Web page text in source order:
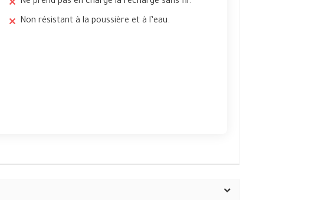
Non résistant à la poussière et à l’eau.